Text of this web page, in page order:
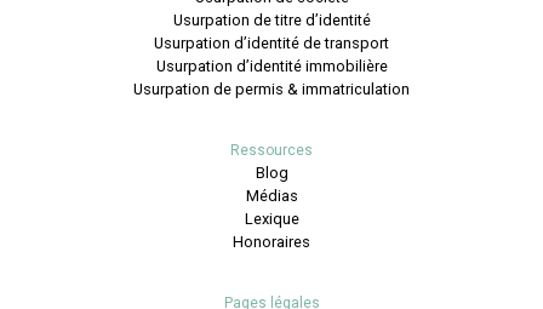
Usurpation de titre d’identité
Usurpation d’identité de transport
Usurpation d’identité immobilière
Usurpation de permis & immatriculation
Ressources
Blog
Médias
Lexique
Honoraires
Pages légales